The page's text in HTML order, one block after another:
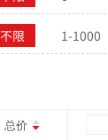
不限 1-1000
总价